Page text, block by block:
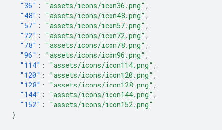
"36" : "assets/icons/icon36.png" ,
"48" : "assets/icons/icon48.png" ,
"57" : "assets/icons/icon57.png" ,
"72" : "assets/icons/icon72.png" ,
"78" : "assets/icons/icon78.png" ,
"96" : "assets/icons/icon96.png" ,
"114" : "assets/icons/icon114.png" ,
"120" : "assets/icons/icon120.png" ,
"128" : "assets/icons/icon128.png" ,
"144" : "assets/icons/icon144.png" ,
"152" :
"assets/icons/icon152.png"
}